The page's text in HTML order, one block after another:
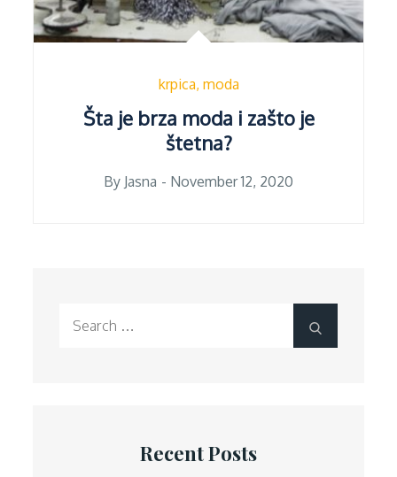
krpica moda
Šta je brza moda i zašto je
štetna?
By Jasna
Posted
November 12, 2020
Recent Posts